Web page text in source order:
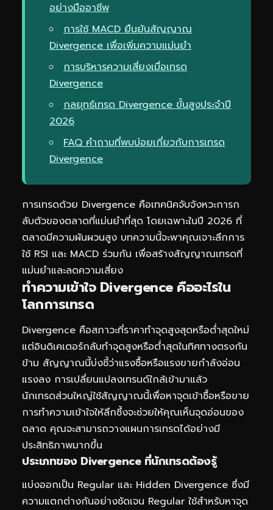
อย่างมืออาชีพ
การใช้ MACD ยืนยันสัญญาณ
Divergence เพื่อเพิ่มความแม่นยำ
การบริหารความเสี่ยงเมื่อเทรด
Divergence
กลยุทธ์เทรด Divergence ขั้นสูงประจำปี
2026
FAQ คำถามที่พบบ่อยเกี่ยวกับการเทรด
Divergence
การเทรดด้วย Divergence คือเทคนิคจับจังหวะการก
ลับตัวของตลาดที่แม่นยำที่สุด โดยเฉพาะในปี 2026 ที่
ตลาดมีความผันผวนสูง บทความนี้จะพาคุณเจาะลึกการ
ใช้ RSI และ MACD ร่วมกัน เพื่อสร้างสัญญาณเทรดที่
แม่นยำและลดความเสี่ยง
ทำความเข้าใจ Divergence คืออะไรใน
โลกการเทรด
Divergence คือสภาวะที่ราคาทำจุดสูงสุดหรือต่ำสุดใหม่
แต่อินดิเคเตอร์กลับทำจุดสูงหรือต่ำสุดในทิศทางตรงกัน
ข้าม สัญญาณนี้บ่งชี้ว่าแรงซื้อหรือแรงขายกำลังอ่อน
แรงลง การเปลี่ยนแปลงเทรนด์ใกล้เข้ามาแล้ว
นักเทรดส่วนใหญ่ใช้สัญญาณนี้เพื่อหาจุดเข้าซื้อหรือขาย
การทำความเข้าใจให้ลึกซึ้งจะช่วยให้คุณเห็นจุดอ่อนของ
ตลาด คุณจะสามารถวางแผนการเทรดได้อย่างมี
ประสิทธิภาพมากขึ้น
ประเภทของ Divergence ที่นักเทรดต้องรู้
แบ่งออกเป็น Regular และ Hidden Divergence ซึ่งมี
ความแตกต่างกันอย่างชัดเจน Regular ใช้สำหรับหาจุด